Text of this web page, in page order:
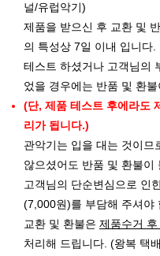
널/유럽악기)
제품을 받으신 후 교환 및
의 특성상 7일 이내 입니다.
테스트 하셨거나 고객님의
었을 경우에는 반품 및 환
(단, 제품 테스트 후에라도
리가 됩니다.)
관악기는 입을 대는 것이므
않으셨어도 반품 및 환불이
고객님의 단순변심으로 인
(7,000원)를 부담해 주셔야
교환 및 환불은 제품수거
처리해 드립니다. (왕복 택